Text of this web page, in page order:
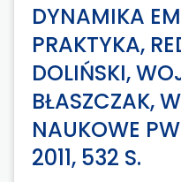
DYNAMIKA
PRAKTYKA,
DOLIŃSKI,
BŁASZCZAK,
NAUKOWE
2011, 532 S.